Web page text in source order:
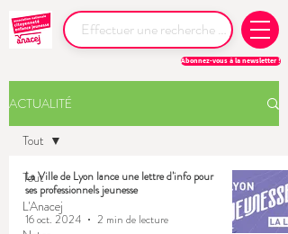
Abonnez-vous à la newsletter !
ACTUALITÉ
Tout
L'Anacej
Tout
La Ville de Lyon lance une lettre d'info pour
ses professionnels jeunesse
16 oct. 2024
2 min de lecture